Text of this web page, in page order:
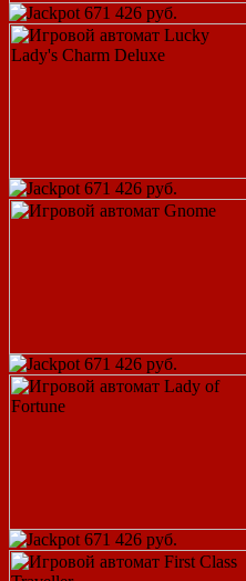
671 426 руб.
671 426 руб.
671 426 руб.
671 426 руб.